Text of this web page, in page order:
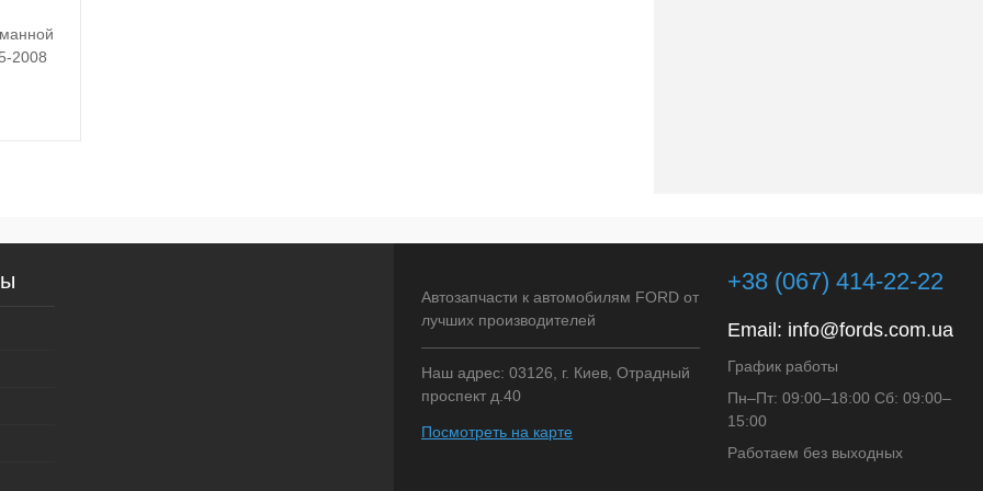
2008
Автозапчасти к автомобилям FORD от
лучших производителей
Наш адрес: 03126, г. Киев, Отрадный
проспект д.40
Посмотреть на карте
+38 (067) 414-22-22
Email: info@fords.com.ua
График работы
Пн–Пт: 09:00–18:00 Сб: 09:00–
15:00
Работаем без выходных